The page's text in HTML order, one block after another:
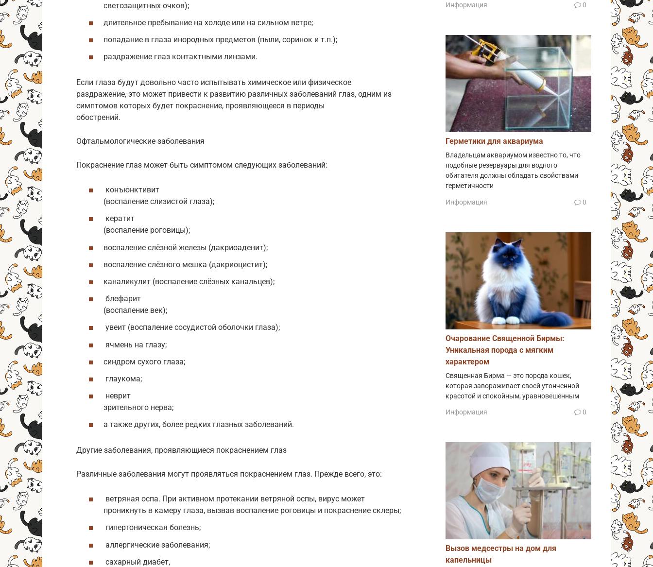
светозащитных очков);
длительное пребывание на холоде или на сильном ветре;
попадание в глаза инородных предметов (пыли, соринок и т.п.);
раздражение глаз контактными линзами.
Если глаза будут довольно часто испытывать химическое или физическое
раздражение, это может привести к развитию различных заболеваний глаз, одним из
симптомов которых будет покраснение, проявляющееся в периоды
обострений.
Офтальмологические заболевания
Покраснение глаз может быть симптомом следующих заболеваний:
конъюнктивит
(воспаление слизистой глаза);
кератит
(воспаление роговицы);
воспаление слёзной железы (дакриоаденит);
воспаление слёзного мешка (дакриоцистит);
каналикулит (воспаление слёзных канальцев);
блефарит
(воспаление век);
увеит (воспаление сосудистой оболочки глаза);
ячмень на глазу;
синдром сухого глаза;
глаукома;
неврит
зрительного нерва;
а также других, более редких глазных заболеваний.
Другие заболевания, проявляющиеся покраснением глаз
Различные заболевания могут проявляться покраснением глаз. Прежде всего, это:
ветряная оспа. При активном протекании ветряной оспы, вирус может
проникнуть в камеру глаза, вызвав воспаление роговицы и покраснение склеры;
гипертоническая болезнь;
аллергические заболевания;
сахарный диабет,
Информация 0
Герметики для аквариума
Владельцам аквариумом известно то, что
подобные резервуары для водного
обитателя должны обладать свойствами
герметичности
Информация 0
Очарование Священной Бирмы:
Уникальная порода с мягким
характером
Священная Бирма — это порода кошек,
которая завораживает своей утонченной
красотой и спокойным, уравновешенным
Информация 0
Вызов медсестры на дом для
капельницы